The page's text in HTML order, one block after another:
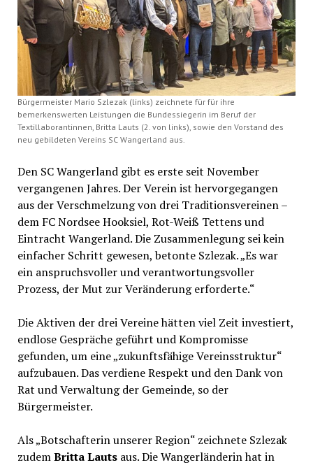
Bürgermeister Mario Szlezak (links) zeichnete für für ihre
bemerkenswerten Leistungen die Bundessiegerin im Beruf der
Textillaborantinnen, Britta Lauts (2. von links), sowie den Vorstand des
neu gebildeten Vereins SC Wangerland aus.
Den SC Wangerland gibt es erste seit November
vergangenen Jahres. Der Verein ist hervorgegangen
aus der Verschmelzung von drei Traditionsvereinen –
dem FC Nordsee Hooksiel, Rot-Weiß Tettens und
Eintracht Wangerland. Die Zusammenlegung sei kein
einfacher Schritt gewesen, betonte Szlezak. „Es war
ein anspruchsvoller und verantwortungsvoller
Prozess, der Mut zur Veränderung erforderte.“
Die Aktiven der drei Vereine hätten viel Zeit investiert,
endlose Gespräche geführt und Kompromisse
gefunden, um eine „zukunftsfähige Vereinsstruktur“
aufzubauen. Das verdiene Respekt und den Dank von
Rat und Verwaltung der Gemeinde, so der
Bürgermeister.
Als „Botschafterin unserer Region“ zeichnete Szlezak
zudemBritta Lautsaus. Die Wangerländerin hat in